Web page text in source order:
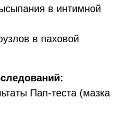
в интимной
в паховой
Пап-теста (мазка